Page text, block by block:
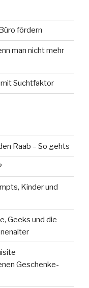
fördern
man nicht mehr
mit Suchtfaktor
Raab – So gehts
Kinder und
Geeks und die
Geschenke-